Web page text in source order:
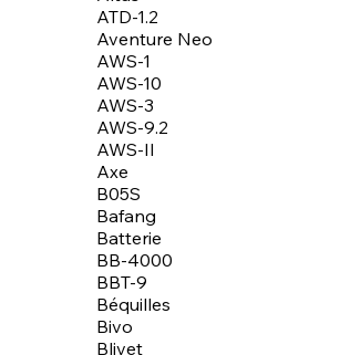
ATD-1.2
Aventure Neo
AWS-1
AWS-10
AWS-3
AWS-9.2
AWS-II
Axe
B05S
Bafang
Batterie
BB-4000
BBT-9
Béquilles
Bivo
Blivet